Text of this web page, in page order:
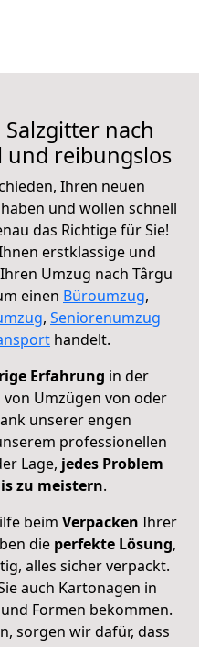
nach
und reibungslos
Ihren neuen
und wollen schnell
das Richtige für Sie!
erstklassige und
Umzug nach Târgu
einen Büroumzug,
, Seniorenumzug
handelt.
Erfahrung in der
Umzügen von oder
unserer engen
professionellen
Lage, jedes Problem
zu meistern.
beim Verpacken Ihrer
die perfekte Lösung,
alles sicher verpackt.
auch Kartonagen in
Formen bekommen.
sorgen wir dafür, dass